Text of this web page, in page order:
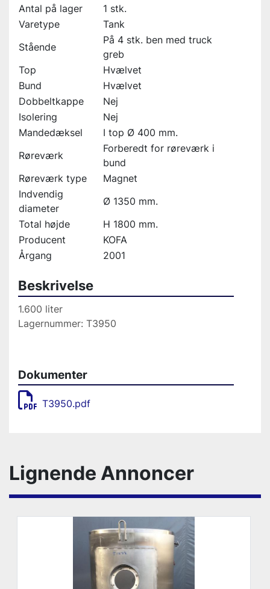
Antal på lager
1 stk.
Varetype
Tank
Stående
På 4 stk. ben med truck
greb
Top
Hvælvet
Bund
Hvælvet
Dobbeltkappe
Nej
Isolering
Nej
Mandedæksel
I top Ø 400 mm.
Røreværk
Forberedt for røreværk i
bund
Røreværk type
Magnet
Indvendig
diameter
Ø 1350 mm.
Total højde
H 1800 mm.
Producent
KOFA
Årgang
2001
Beskrivelse
1.600 liter
Lagernummer: T3950
Dokumenter
T3950.pdf
Lignende Annoncer